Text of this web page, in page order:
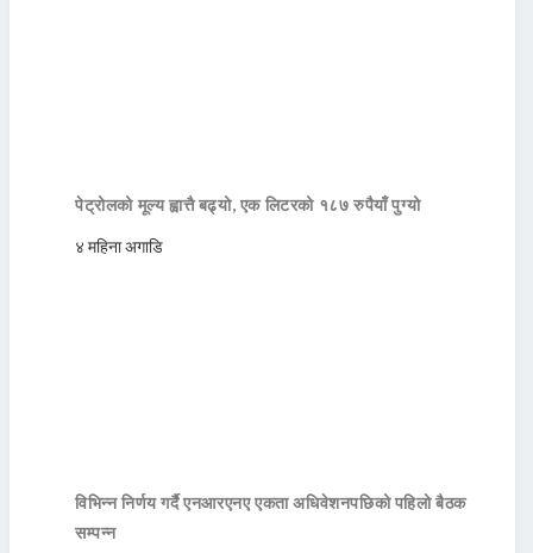
पेट्रोलको मूल्य ह्वात्तै बढ्यो, एक लिटरको १८७ रुपैयाँ पुग्यो
४ महिना अगाडि
विभिन्न निर्णय गर्दै एनआरएनए एकता अधिवेशनपछिको पहिलो बैठक
सम्पन्न